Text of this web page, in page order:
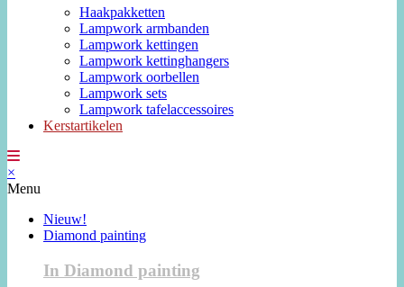
Haakpakketten
Lampwork armbanden
Lampwork kettingen
Lampwork kettinghangers
Lampwork oorbellen
Lampwork sets
Lampwork tafelaccessoires
Kerstartikelen
×
Menu
Nieuw!
Diamond painting
In Diamond painting